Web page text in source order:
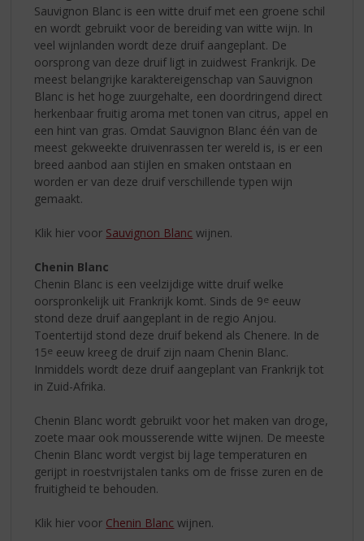
Sauvignon Blanc is een witte druif met een groene schil
en wordt gebruikt voor de bereiding van witte wijn. In
veel wijnlanden wordt deze druif aangeplant. De
oorsprong van deze druif ligt in zuidwest Frankrijk. De
meest belangrijke karaktereigenschap van Sauvignon
Blanc is het hoge zuurgehalte, een doordringend direct
herkenbaar fruitig aroma met tonen van citrus, appel en
een hint van gras. Omdat Sauvignon Blanc één van de
meest gekweekte druivenrassen ter wereld is, is er een
breed aanbod aan stijlen en smaken ontstaan en
worden er van deze druif verschillende typen wijn
gemaakt.
Klik hier voor Sauvignon Blanc wijnen.
Chenin Blanc
Chenin Blanc is een veelzijdige witte druif welke
oorspronkelijk uit Frankrijk komt. Sinds de 9e eeuw
stond deze druif aangeplant in de regio Anjou.
Toentertijd stond deze druif bekend als Chenere. In de
15e eeuw kreeg de druif zijn naam Chenin Blanc.
Inmiddels wordt deze druif aangeplant van Frankrijk tot
in Zuid-Afrika.
Chenin Blanc wordt gebruikt voor het maken van droge,
zoete maar ook mousserende witte wijnen. De meeste
Chenin Blanc wordt vergist bij lage temperaturen en
gerijpt in roestvrijstalen tanks om de frisse zuren en de
fruitigheid te behouden.
Klik hier voor Chenin Blanc wijnen.